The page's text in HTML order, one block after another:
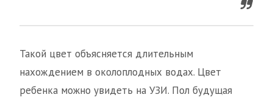
Такой цвет объясняется длительным
нахождением в околоплодных водах. Цвет
ребенка можно увидеть на УЗИ. Пол будущая